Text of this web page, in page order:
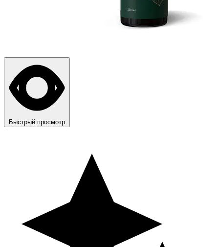
Быстрый просмотр